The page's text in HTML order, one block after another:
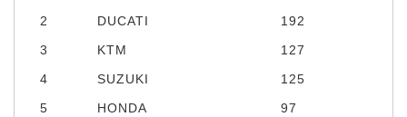
2
DUCATI
192
3
KTM
127
4
SUZUKI
125
5
HONDA
97